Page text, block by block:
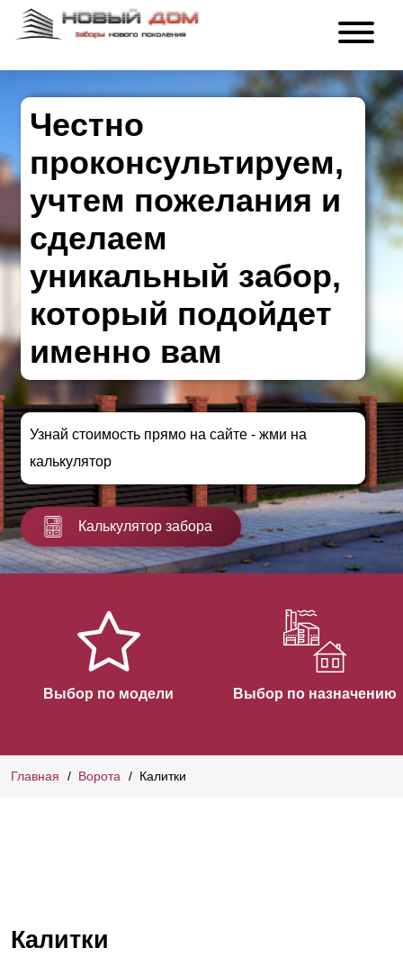
Честно
проконсультируем,
учтем пожелания и
сделаем
уникальный забор,
который подойдет
именно вам
Узнай стоимость прямо на сайте - жми на
калькулятор
Калькулятор забора
Выбор по модели Выбор по назначению
Главная Ворота Калитки
Калитки